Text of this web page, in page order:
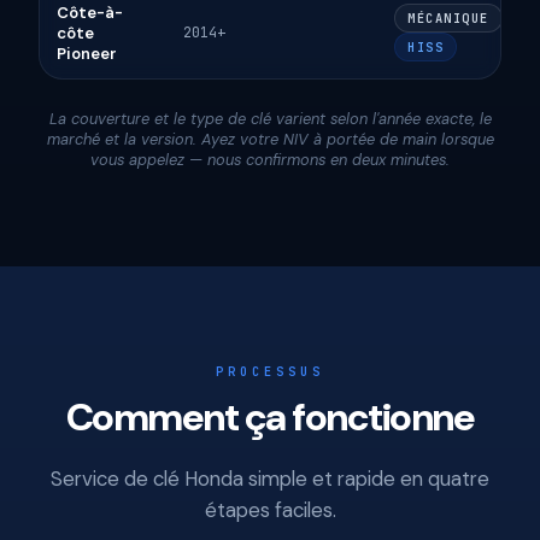
Côte-à-
côte
Pioneer
2014+
MÉCANIQUE
HISS
La couverture et le type de clé varient selon l'année exacte, le
marché et la version. Ayez votre NIV à portée de main lorsque
vous appelez — nous confirmons en deux minutes.
PROCESSUS
Comment ça fonctionne
Service de clé Honda simple et rapide en quatre
étapes faciles.